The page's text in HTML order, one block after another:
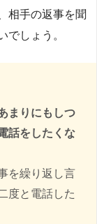
相手の返事を聞
でしょう。
まりにもしつ
話をしたくな
を繰り返し言
度と電話した